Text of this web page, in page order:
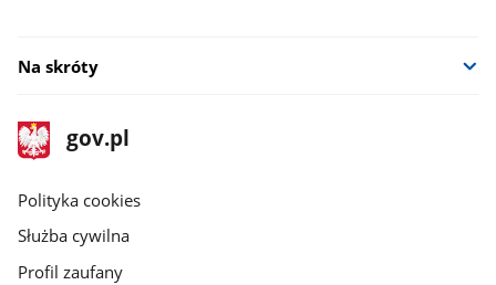
Na skróty
stopka
gov.pl
Strona
gov.pl
gov.pl
Polityka cookies
Służba cywilna
Profil zaufany